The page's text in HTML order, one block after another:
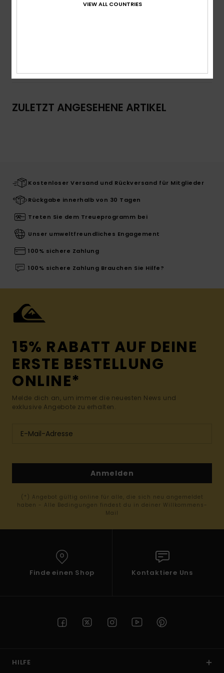
Recyceltes Quiksilver-Label
ZULETZT ANGESEHENE ARTIKEL
Kostenloser Versand und Rückversand für Mitglieder
Rückgabe innerhalb von 30 Tagen
Treten Sie dem Treueprogramm bei
Unser umweltfreundliches Engagement
100% sichere Zahlung
100% sichere Zahlung Brauchen Sie Hilfe?
15% RABATT AUF DEINE
ERSTE BESTELLUNG
ONLINE*
Melde dich an, um immer die neuesten News und
exklusive Angebote zu erhalten.
Anmelden
(*) Angebot gültig online für alle, die sich neu angemeldet
haben - Alle Bedingungen findest du in deiner Willkommens-
Mail
Finde einen Shop Kontaktiere Uns
HILFE
VIEW ALL COUNTRIES